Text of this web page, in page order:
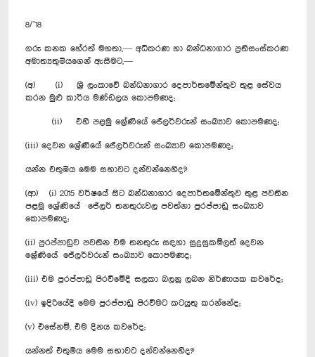
8/’18
ගරු කනක හේරත් මහතා,— අධිකරණ හා බන්ධනාගාර ප්‍රතිසංස්කරණ
අමාත්‍යතුමියගෙන් ඇසීමට,—
(අ) (i) ශ්‍රී ලංකාවේ බන්ධනාගාර දෙපාර්තමේන්තුව තුළ සේවය
කරන මුළු කාර්ය මණ්ඩලය කොපමණද;
(ii) එහි පළමු ශ්‍රේණියේ ජේලර්වරුන් සංඛ්‍යාව කොපමණද;
(iii) දෙවන ශ්‍රේණියේ ජේලර්වරුන් සංඛ්‍යාව කොපමණද;
යන්න එතුමිය මෙම සභාවට දන්වන්නෙහිද?
(ආ) (i) 2015 වර්ෂයේ සිට බන්ධනාගාර දෙපාර්තමේන්තුව තුළ පවතින
පළමු ශ්‍රේණියේ ජේලර් තනතුරුවල පවත්නා පුරප්පාඩු සංඛ්‍යාව
කොපමණද;
(ii) පුරප්පාඩුව පවතින එම තනතුරු සඳහා සුදුසුකම්ලත් දෙවන
ශ්‍රේණියේ ජේලර්වරුන් සංඛ්‍යාව කොපමණද;
(iii) එම පුරප්පාඩු පිරවීමේදී සලකා බලනු ලබන නිර්ණායක කවරේද;
(iv) ඉදිරියේදී මෙම පුරප්පාඩු පිරවීමට කටයුතු කරන්නේද;
(v) එසේනම්, එම දිනය කවරේද;
යන්නත් එතුමිය මෙම සභාවට දන්වන්නෙහිද?